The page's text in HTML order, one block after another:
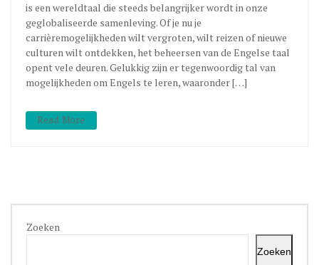
is een wereldtaal die steeds belangrijker wordt in onze
geglobaliseerde samenleving. Of je nu je
carrièremogelijkheden wilt vergroten, wilt reizen of nieuwe
culturen wilt ontdekken, het beheersen van de Engelse taal
opent vele deuren. Gelukkig zijn er tegenwoordig tal van
mogelijkheden om Engels te leren, waaronder […]
Read More
Zoeken
Zoeken